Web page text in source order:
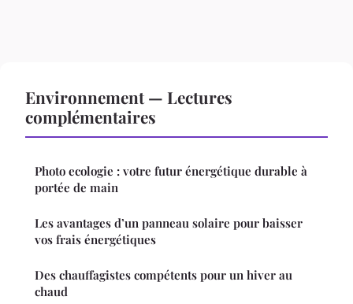
Environnement — Lectures
complémentaires
Photo ecologie : votre futur énergétique durable à
portée de main
Les avantages d’un panneau solaire pour baisser
vos frais énergétiques
Des chauffagistes compétents pour un hiver au
chaud